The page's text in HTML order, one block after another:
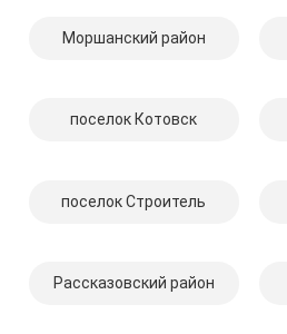
Моршанский район
поселок Котовск
поселок Строитель
Рассказовский район